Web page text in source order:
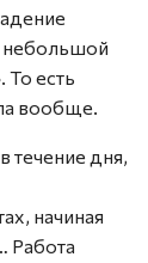
небольшой
есть
вообще.
течение дня,
начиная
Работа